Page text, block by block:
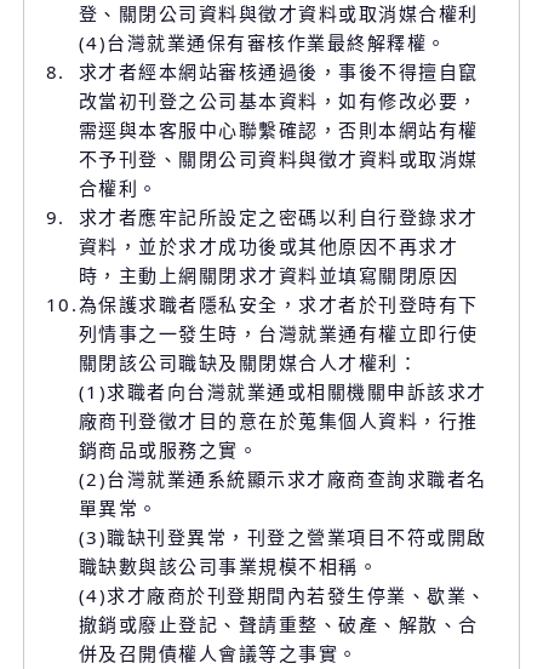
登、關閉公司資料與徵才資料或取消媒合權利
(4)台灣就業通保有審核作業最終解釋權。
8.
求才者經本網站審核通過後，事後不得擅自竄
改當初刊登之公司基本資料，如有修改必要，
需逕與本客服中心聯繫確認，否則本網站有權
不予刊登、關閉公司資料與徵才資料或取消媒
合權利。
9.
求才者應牢記所設定之密碼以利自行登錄求才
資料，並於求才成功後或其他原因不再求才
時，主動上網關閉求才資料並填寫關閉原因
10.為保護求職者隱私安全，求才者於刊登時有下
列情事之一發生時，台灣就業通有權立即行使
關閉該公司職缺及關閉媒合人才權利：
(1)求職者向台灣就業通或相關機關申訴該求才
廠商刊登徵才目的意在於蒐集個人資料，行推
銷商品或服務之實。
(2)台灣就業通系統顯示求才廠商查詢求職者名
單異常。
(3)職缺刊登異常，刊登之營業項目不符或開啟
職缺數與該公司事業規模不相稱。
(4)求才廠商於刊登期間內若發生停業、歇業、
撤銷或廢止登記、聲請重整、破產、解散、合
併及召開債權人會議等之事實。